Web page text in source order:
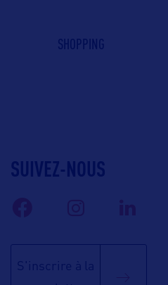
SHOPPING
SUIVEZ-NOUS
S'inscrire à la